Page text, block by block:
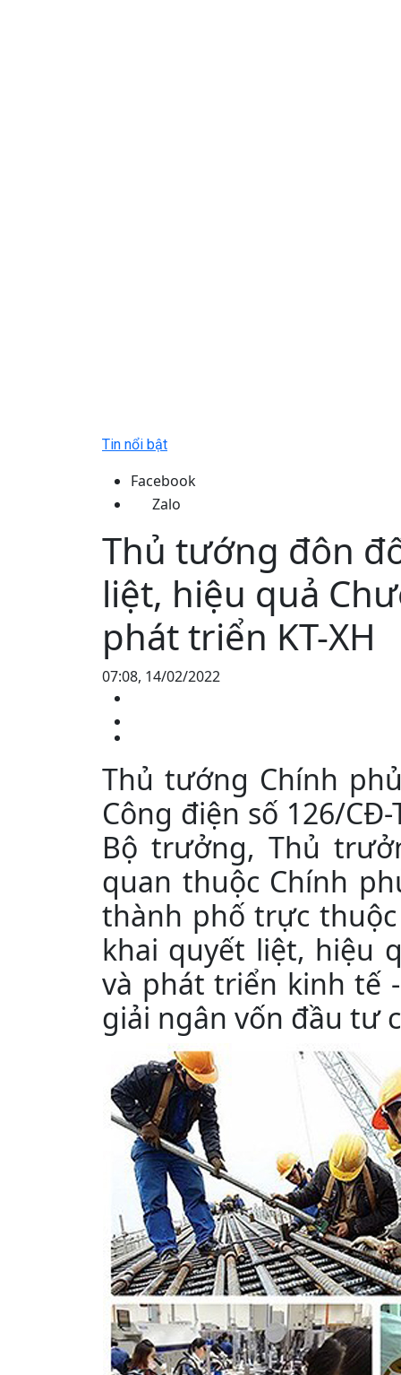
Tin nổi bật
Facebook
Zalo
Thủ tướng đôn
liệt, hiệu quả
phát triển KT-XH
07:08, 14/02/2022
Thủ tướng Chính
Công điện số 126/
Bộ trưởng, Thủ
quan thuộc Chính
thành phố trực
khai quyết liệt, hiệu
và phát triển kinh tế
giải ngân vốn đầu tư